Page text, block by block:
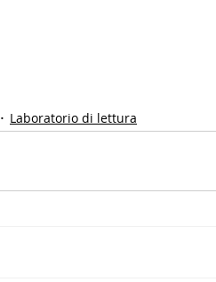
Laboratorio di lettura